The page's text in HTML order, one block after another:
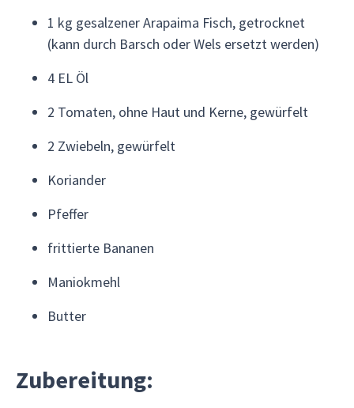
1 kg gesalzener Arapaima Fisch, getrocknet
(kann durch Barsch oder Wels ersetzt werden)
4 EL Öl
2 Tomaten, ohne Haut und Kerne, gewürfelt
2 Zwiebeln, gewürfelt
Koriander
Pfeffer
frittierte Bananen
Maniokmehl
Butter
Zubereitung: